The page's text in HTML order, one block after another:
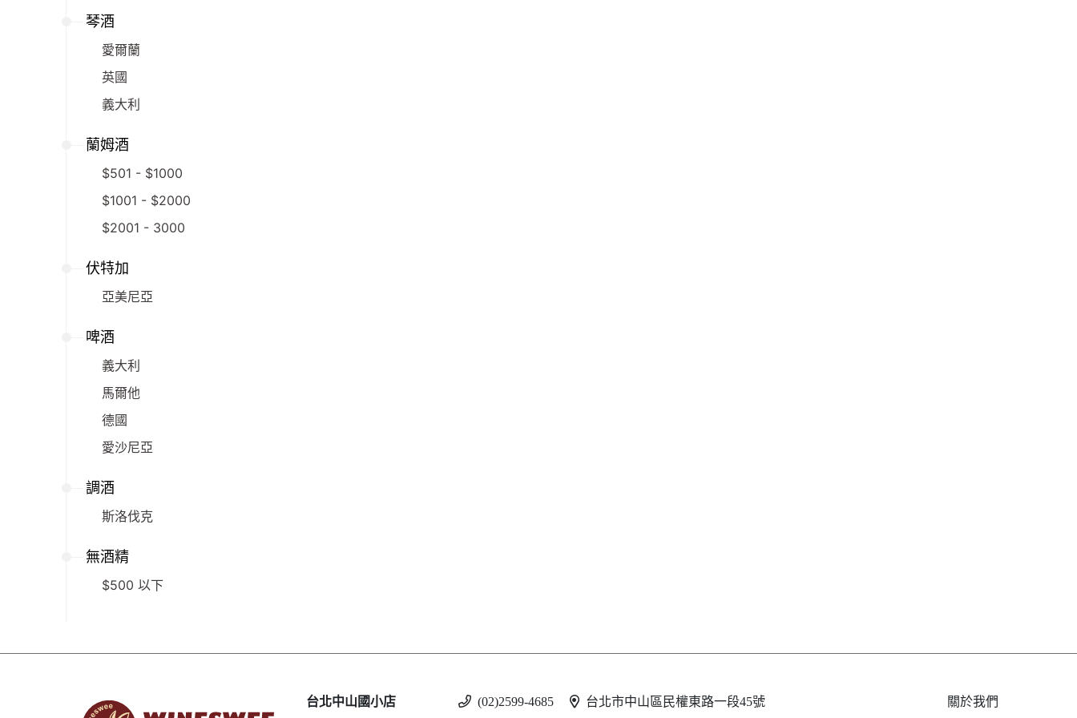
琴酒
愛爾蘭
英國
義大利
蘭姆酒
$501 - $1000
$1001 - $2000
$2001 - 3000
伏特加
亞美尼亞
啤酒
義大利
馬爾他
德國
愛沙尼亞
調酒
斯洛伐克
無酒精
$500 以下
台北中山國小店 (02)2599-4685 台北市中山區民權東路一段45號 關於我們